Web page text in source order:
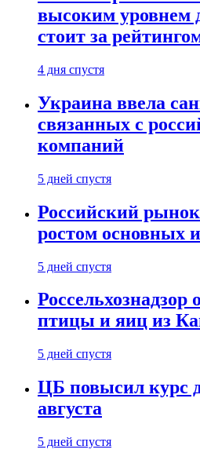
высоким уровнем
стоит за
4 дня спустя
Украина ввела
связанных с
компаний
5 дней спустя
Российский
ростом основных
5 дней спустя
Россельхознадзор
птицы и яиц из
5 дней спустя
ЦБ повысил курс
августа
5 дней спустя